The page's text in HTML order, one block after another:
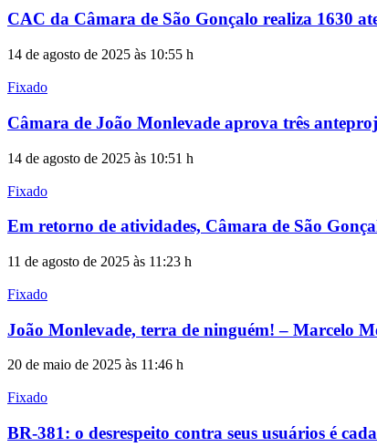
CAC da Câmara de São Gonçalo realiza 1630
14 de agosto de 2025 às 10:55 h
Fixado
Câmara de João Monlevade aprova três
14 de agosto de 2025 às 10:51 h
Fixado
Em retorno de atividades, Câmara de São
11 de agosto de 2025 às 11:23 h
Fixado
João Monlevade, terra de ninguém! – Marcelo
20 de maio de 2025 às 11:46 h
Fixado
BR-381: o desrespeito contra seus usuários é